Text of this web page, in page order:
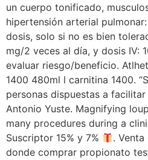
un cuerpo tonificado,
hipertensión arterial
dosis, solo si no es bien
mg/2 veces al día, y dosis IV:
evaluar riesgo/beneficio.
1400 480ml l carnitina 1400.
personas dispuestas a
Antonio Yuste. Magnifying
many procedures during a
Suscriptor 15% y 7%
.
donde comprar propionato